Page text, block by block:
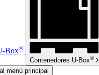
Box®
Contenedores U-Box®
menú principal